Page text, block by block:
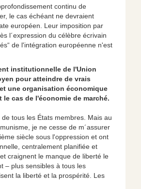
continu de
le cas échéant ne devraient
européen. Leur imposition par
l´expression du célèbre écrivain
de l'intégration européenne n'est
institutionnelle de l'Union
pour atteindre de vrais
une organisation économique
cas de l'économie de marché.
tous les États membres. Mais au
je ne cesse de m´assurer
siècle sous l'oppression et ont
centralement planifiée et
craignent le manque de liberté le
– plus sensibles à tous les
la liberté et la prospérité. Les